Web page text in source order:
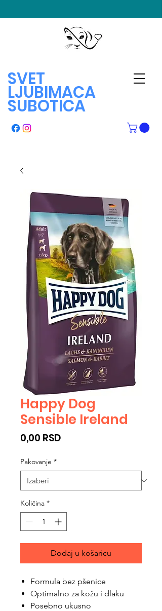
SVET
LJUBIMACA
SUBOTICA
Happy Dog
Sensible Ireland
0,00 RSD
Pakovanje *
Količina *
Dodaj u košaricu
Formula bez pšenice
Optimalno za kožu i dlaku
Posebno ukusno